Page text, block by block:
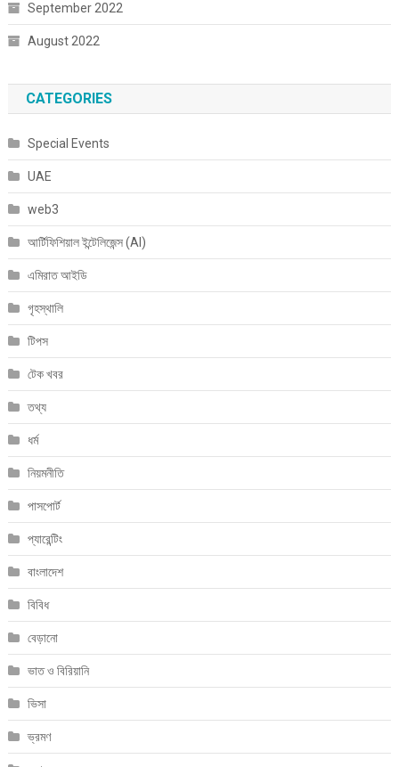
September 2022
August 2022
CATEGORIES
Special Events
UAE
web3
আর্টিফিশিয়াল ইন্টেলিজেন্স (AI)
এমিরাত আইডি
গৃহস্থালি
টিপস
টেক খবর
তথ্য
ধর্ম
নিয়মনীতি
পাসপোর্ট
প্যারেন্টিং
বাংলাদেশ
বিবিধ
বেড়ানো
ভাত ও বিরিয়ানি
ভিসা
ভ্রমণ